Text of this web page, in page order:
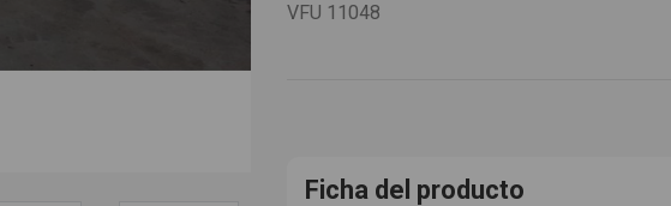
VFU 11048
Ficha del producto